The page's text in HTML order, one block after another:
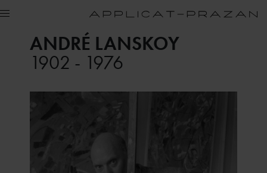
ANDRÉ LANSKOY
1902 - 1976